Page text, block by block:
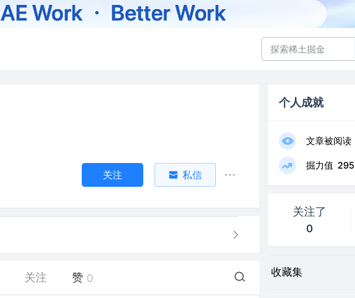
关注 私信
关注 赞 0
个人成就
文章被阅读
掘力值 295
关注了
0
收藏集